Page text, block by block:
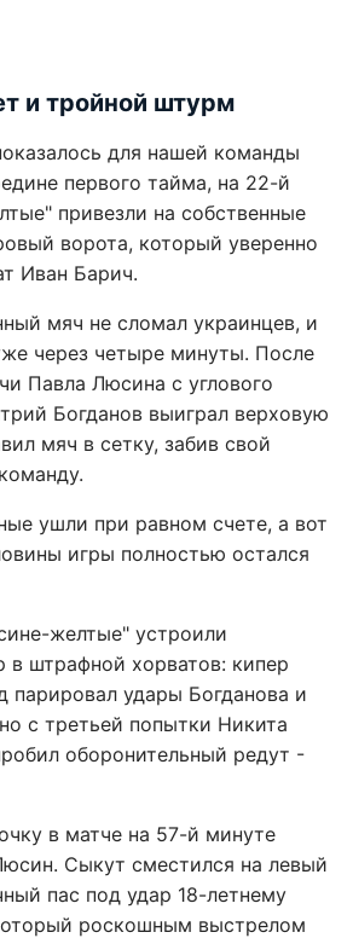
и тройной штурм
для нашей команды
первого тайма, на 22-й
привезли на собственные
ворота, который уверенно
Иван Барич.
мяч не сломал украинцев, и
через четыре минуты. После
Павла Люсина с углового
Богданов выиграл верховую
мяч в сетку, забив свой
ушли при равном счете, а вот
игры полностью остался
желтые" устроили
штрафной хорватов: кипер
парировал удары Богданова и
с третьей попытки Никита
оборонительный редут -
в матче на 57-й минуте
Сыкут сместился на левый
пас под удар 18-летнему
роскошным выстрелом